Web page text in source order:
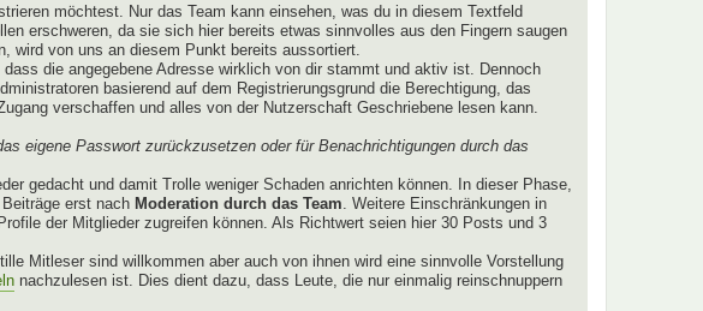
möchtest. Nur das Team kann einsehen, was du in diesem Textfeld
erschweren, da sie sich hier bereits etwas sinnvolles aus den Fingern saugen
wird von uns an diesem Punkt bereits aussortiert.
die angegebene Adresse wirklich von dir stammt und aktiv ist. Dennoch
basierend auf dem Registrierungsgrund die Berechtigung, das
verschaffen und alles von der Nutzerschaft Geschriebene lesen kann.
eigene Passwort zurückzusetzen oder für Benachrichtigungen durch das
gedacht und damit Trolle weniger Schaden anrichten können. In dieser Phase,
erst nach Moderation durch das Team . Weitere Einschränkungen in
der Mitglieder zugreifen können. Als Richtwert seien hier 30 Posts und 3
Mitleser sind willkommen aber auch von ihnen wird eine sinnvolle Vorstellung
nachzulesen ist. Dies dient dazu, dass Leute, die nur einmalig reinschnuppern